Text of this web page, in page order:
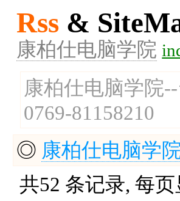
Rss &
康柏仕电脑学院
康柏仕电脑学院
0769-81158210
◎ 康柏仕电脑学
共52 条记录, 每